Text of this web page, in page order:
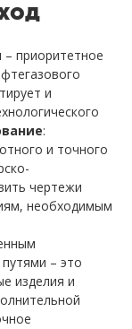
приоритетное
и
:
и точного
чертежи
необходимым
– это
изделия и